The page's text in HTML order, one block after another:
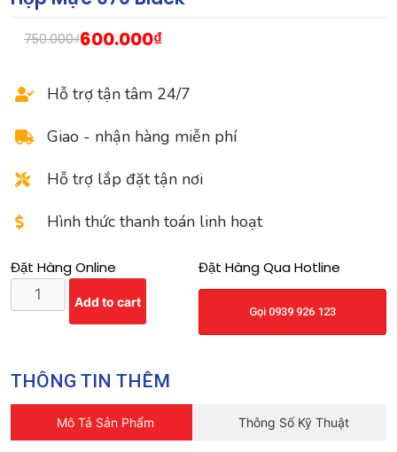
750.000₫600.000₫
Hỗ trợ tận tâm 24/7
Giao - nhận hàng miễn phí
Hỗ trợ lắp đặt tận nơi
Hình thức thanh toán linh hoạt
Đặt Hàng Online Đặt Hàng Qua Hotline
Add to cart
Gọi 0939 926 123
THÔNG TIN THÊM
Mô Tả Sản Phẩm Thông Số Kỹ Thuật